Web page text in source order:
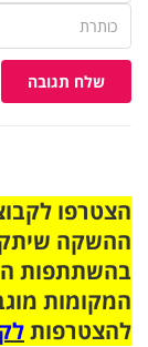
שלח תגובה
ההשקה
בהשתתפות
המקומות
להצטרפות